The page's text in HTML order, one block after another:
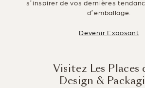
s’inspirer de vos dernières
d’emballage.
Devenir Exposant
Visitez Les Places
Design &